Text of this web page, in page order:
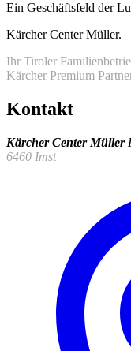
Ein Geschäftsfeld der
Kärcher Center Müller.
Ihr Tiroler
Kärcher Premium
Kontakt
Kärcher Center Müller
6460 Imst